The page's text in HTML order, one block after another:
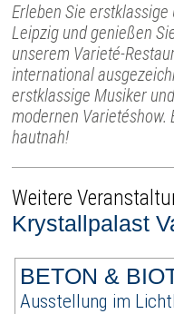
Erleben Sie
Leipzig und genießen
unserem Varieté-
international
erstklassige Musiker
modernen Varietéshow.
hautnah!
Weitere
Krystallpalast
BETON &
Ausstellung im